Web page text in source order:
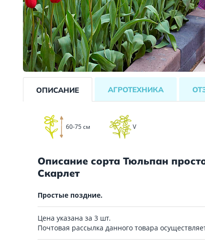
ОПИСАНИЕ АГРОТЕХНИКА
60-75 см V
Описание сорта Тюльпан
Скарлет
Простые поздние.
Цена указана за 3 шт.
Почтовая рассылка данного товара